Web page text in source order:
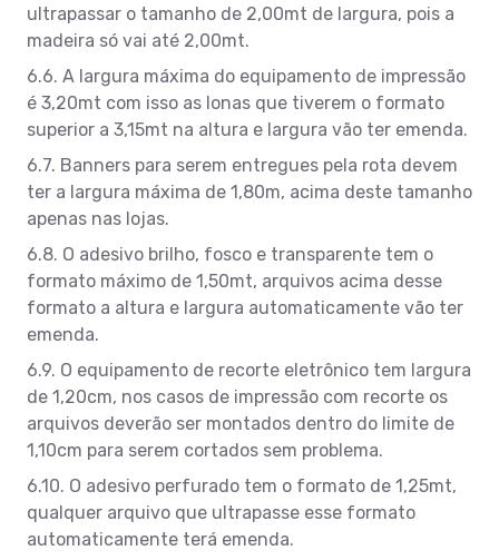
ultrapassar o tamanho de 2,00mt de largura, pois a
madeira só vai até 2,00mt.
6.6. A largura máxima do equipamento de impressão
é 3,20mt com isso as lonas que tiverem o formato
superior a 3,15mt na altura e largura vão ter emenda.
6.7. Banners para serem entregues pela rota devem
ter a largura máxima de 1,80m, acima deste tamanho
apenas nas lojas.
6.8. O adesivo brilho, fosco e transparente tem o
formato máximo de 1,50mt, arquivos acima desse
formato a altura e largura automaticamente vão ter
emenda.
6.9. O equipamento de recorte eletrônico tem largura
de 1,20cm, nos casos de impressão com recorte os
arquivos deverão ser montados dentro do limite de
1,10cm para serem cortados sem problema.
6.10. O adesivo perfurado tem o formato de 1,25mt,
qualquer arquivo que ultrapasse esse formato
automaticamente terá emenda.